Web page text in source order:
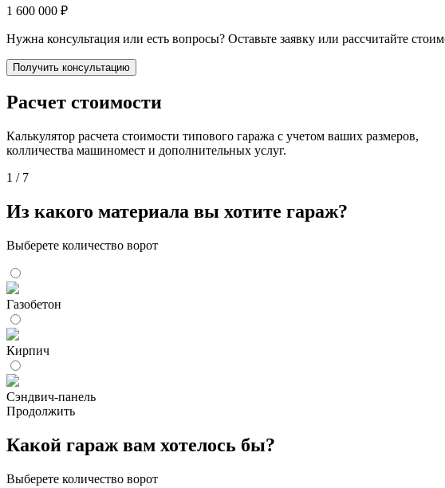
1 600 000 ₽
Нужна консультация или есть вопросы? Оставьте заявку или рассчитайте
Получить консультацию
Расчет стоимости
Калькулятор расчета стоимости типового гаража с учетом ваших размеров,
колличества машиномест и дополнительных услуг.
1 / 7
Из какого материала вы хотите гараж?
Выберете количество ворот
Газобетон
Кирпич
Сэндвич-панель
Продолжить
Какой гараж вам хотелось бы?
Выберете количество ворот